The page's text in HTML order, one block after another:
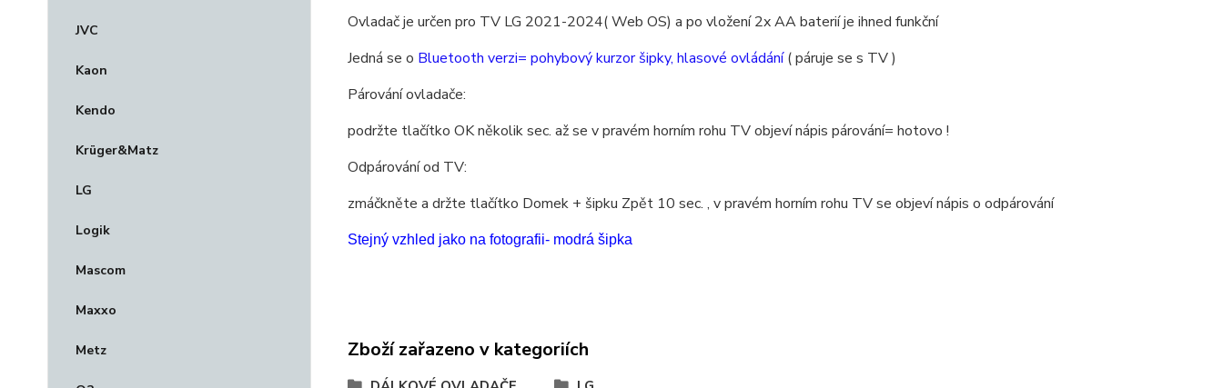
JVC
Kaon
Kendo
Krüger&Matz
LG
Logik
Mascom
Maxxo
Metz
Ovladač je určen pro TV LG 2021-2024( Web OS) a po vložení 2x AA baterií je ihned funkční
Jedná se o Bluetooth verzi= pohybový kurzor šipky, hlasové ovládání( páruje se s TV )
Párování ovladače:
podržte tlačítko OK několik sec. až se v pravém horním rohu TV objeví nápis párování= hotovo !
Odpárování od TV:
zmáčkněte a držte tlačítko Domek + šipku Zpět 10 sec. , v pravém horním rohu TV se objeví nápis o odpárování
Stejný vzhled jako na fotografii- modrá šipka
Zboží zařazeno v kategoriích